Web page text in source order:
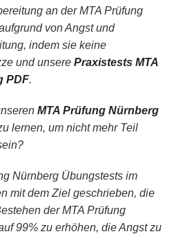
an der MTA Prüfung
von Angst und
indem sie keine
und unsere Praxistests MTA
PDF.
MTA Prüfung Nürnberg
lernen, um nicht mehr Teil
Nürnberg Übungstests im
mit dem Ziel geschrieben, die
der MTA Prüfung
99% zu erhöhen, die Angst zu